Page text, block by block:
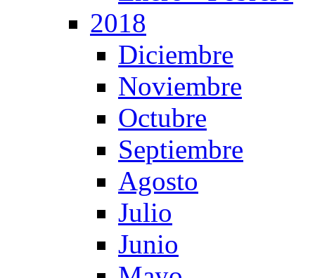
2018
Diciembre
Noviembre
Octubre
Septiembre
Agosto
Julio
Junio